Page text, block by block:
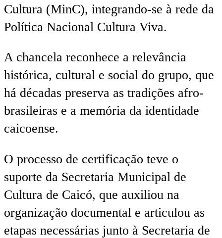
Cultura (MinC), integrando-se à rede da
Política Nacional Cultura Viva.
A chancela reconhece a relevância
histórica, cultural e social do grupo, que
há décadas preserva as tradições afro-
brasileiras e a memória da identidade
caicoense.
O processo de certificação teve o
suporte da Secretaria Municipal de
Cultura de Caicó, que auxiliou na
organização documental e articulou as
etapas necessárias junto à Secretaria de